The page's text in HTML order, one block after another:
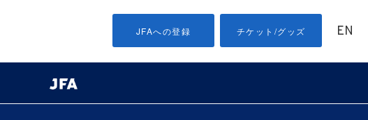
JFAへの登録 チケット/グッズ EN